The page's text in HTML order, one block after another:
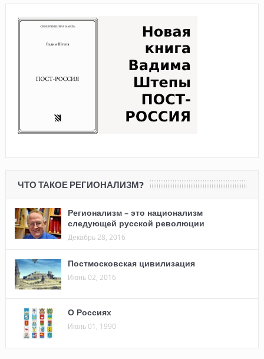
ЧТО ТАКОЕ РЕГИОНАЛИЗМ?
Регионализм – это национализм
следующей русской революции
Декабрь 28, 2016
Постмосковская цивилизация
Июнь 02, 2016
О Россиях
Июль 01, 1990